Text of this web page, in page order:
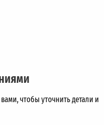
чтобы уточнить детали и